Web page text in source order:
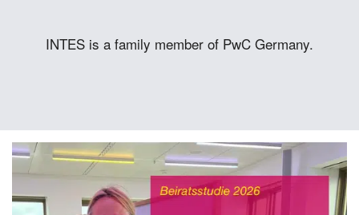
INTES is a family member of PwC Germany.